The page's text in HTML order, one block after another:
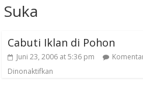
Cabuti Iklan di Pohon
Juni 23, 2006 at 5:36 pm
Dinonaktifkan